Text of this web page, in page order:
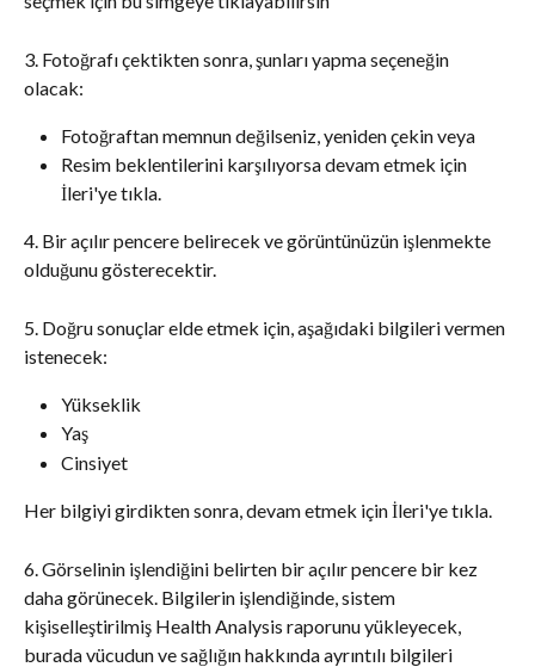
3. Fotoğrafı çektikten sonra, şunları yapma seçeneğin
olacak:
Fotoğraftan memnun değilseniz, yeniden çekin veya
Resim beklentilerini karşılıyorsa devam etmek için
İleri'ye tıkla.
​4. Bir açılır pencere belirecek ve görüntünüzün işlenmekte
olduğunu gösterecektir.
5. Doğru sonuçlar elde etmek için, aşağıdaki bilgileri vermen
istenecek:
Yükseklik
Yaş
Cinsiyet
Her bilgiyi girdikten sonra, devam etmek için İleri'ye tıkla.
6. Görselinin işlendiğini belirten bir açılır pencere bir kez
daha görünecek. Bilgilerin işlendiğinde, sistem
kişiselleştirilmiş Health Analysis raporunu yükleyecek,
burada vücudun ve sağlığın hakkında ayrıntılı bilgileri